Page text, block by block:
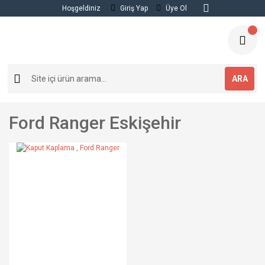
Hoşgeldiniz Giriş Yap Üye Ol
ARA
Ford Ranger Eskişehir